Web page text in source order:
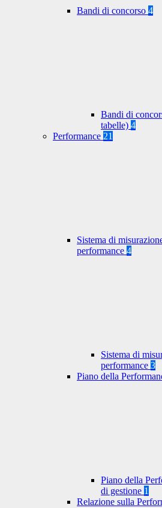
Bandi di concorso 4
Bandi di
tabelle) 4
Performance 21
Sistema di
performance 4
Sistema di
performance 3
Piano della
Piano della
di gestione 1
Relazione sulla